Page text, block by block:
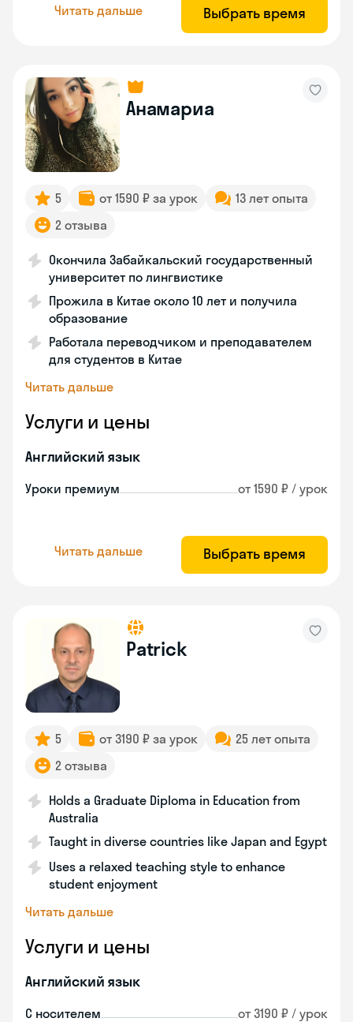
Читать дальше Выбрать время
Анамариа
5 от 1590 ₽ за урок
13 лет опыта
2 отзыва
Окончила Забайкальский государственный
университет по лингвистике
Прожила в Китае около 10 лет и получила
образование
Работала переводчиком и преподавателем
для студентов в Китае
Читать дальше
Услуги и цены
Английский язык
Уроки премиум от 1590 ₽ / урок
Читать дальше Выбрать время
Patrick
5 от 3190 ₽ за урок
25 лет опыта
2 отзыва
Holds a Graduate Diploma in Education from
Australia
Taught in diverse countries like Japan and Egypt
Uses a relaxed teaching style to enhance
student enjoyment
Читать дальше
Услуги и цены
Английский язык
С носителем от 3190 ₽ / урок